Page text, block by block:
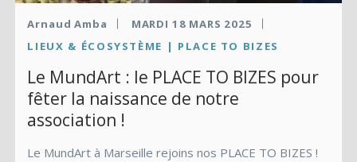
Arnaud Amba
MARDI 18 MARS 2025
LIEUX & ÉCOSYSTÈME | PLACE TO BIZES
Le MundArt : le PLACE TO BIZES pour
fêter la naissance de notre
association !
Le MundArt à Marseille rejoins nos PLACE TO BIZES !